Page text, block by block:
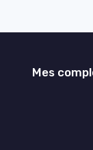
Mes